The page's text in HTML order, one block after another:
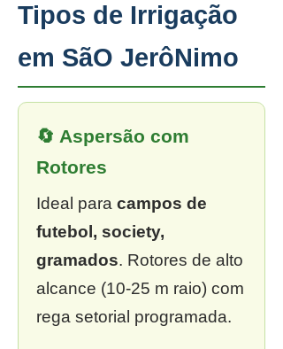
Tipos de Irrigação
em SãO JerôNimo
🔄 Aspersão com
Rotores
Ideal para campos de
futebol, society,
gramados. Rotores de alto
alcance (10-25 m raio) com
rega setorial programada.